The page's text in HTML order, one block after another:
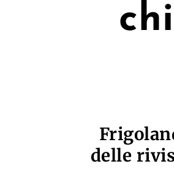
delle